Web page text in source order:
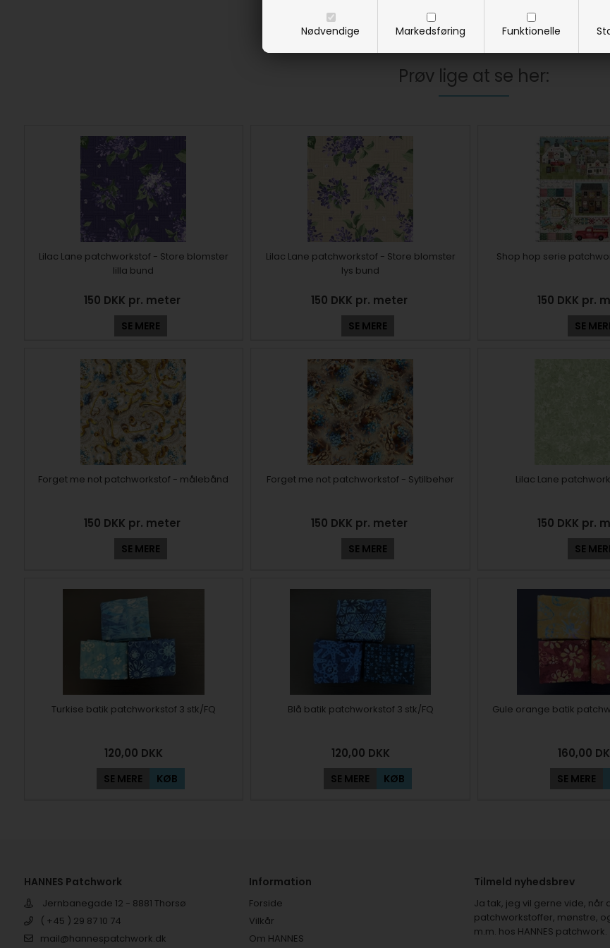
Nødvendige Markedsføring Funktionelle
Prøv lige at se her:
Lilac Lane patchworkstof - Store blomster
lilla bund
150 DKK pr. meter
SE MERE
Lilac Lane patchworkstof - Store blomster
lys bund
150 DKK pr. meter
SE MERE
Shop hop serie
150 DKK pr.
SE
Forget me not patchworkstof - målebånd
150 DKK pr. meter
SE MERE
Forget me not patchworkstof - Sytilbehør
150 DKK pr. meter
SE MERE
Lilac Lane
150 DKK pr.
SE
Turkise batik patchworkstof 3 stk/FQ
120,00 DKK
SE MERE KØB
Blå batik patchworkstof 3 stk/FQ
120,00 DKK
SE MERE KØB
Gule orange batik
160,00
SE MERE
HANNES Patchwork
Jernbanegade 12 - 8881 Thorsø
( +45 ) 29 87 10 74
mail@hannespatchwork.dk
Information
Forside
Vilkår
Om HANNES
Tilmeld nyhedsbrev
Ja tak, jeg vil gerne vide, når
patchworkstoffer, mønstre,
m.m. hos HANNES patchwork.